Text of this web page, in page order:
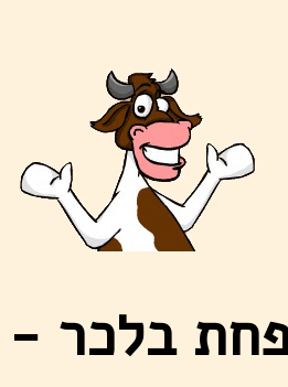
בלכר -